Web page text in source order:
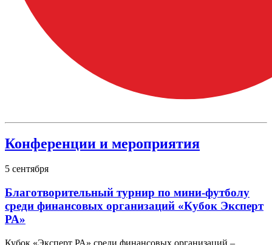
Конференции и мероприятия
5 сентября
Благотворительный турнир по мини-футболу
среди финансовых организаций «Кубок Эксперт
РА»
Кубок «Эксперт РА» среди финансовых организаций –